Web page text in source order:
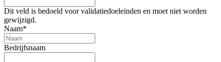
Dit veld is bedoeld voor validatiedoeleinden en moet niet worden
gewijzigd.
Naam*
Bedrijfsnaam